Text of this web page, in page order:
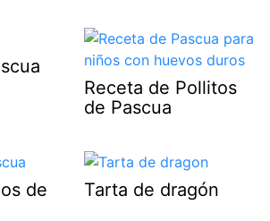
Receta de Pollitos
de Pascua
de
Tarta de dragón